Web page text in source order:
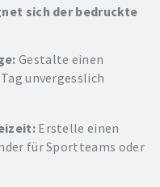
sich der bedruckte
Gestalte einen
unvergesslich
Erstelle einen
für Sportteams oder